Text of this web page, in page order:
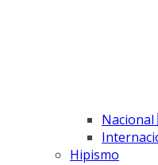
Hipismo